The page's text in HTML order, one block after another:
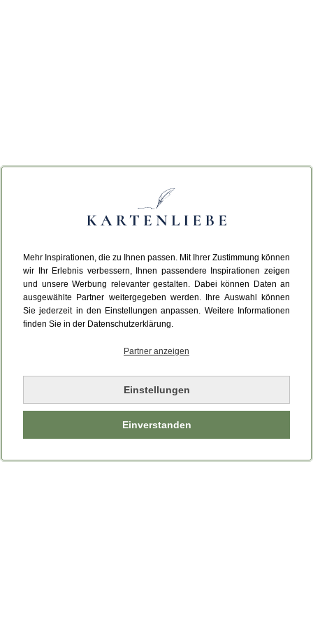
Mehr Inspirationen, die zu Ihnen passen. Mit Ihrer Zustimmung können
wir Ihr Erlebnis verbessern, Ihnen passendere Inspirationen zeigen
und unsere Werbung relevanter gestalten. Dabei können Daten an
ausgewählte Partner weitergegeben werden. Ihre Auswahl können
Sie jederzeit in den Einstellungen anpassen. Weitere Informationen
finden Sie in der Datenschutzerklärung.
Partner anzeigen
Einstellungen
Einverstanden